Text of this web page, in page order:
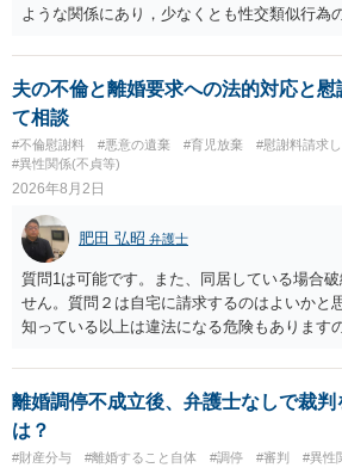
ような関係にあり，少なくとも性交類似行為
ことを窺わせるものです。）。ですから，慰
よいと思います。 ただ．慰謝料額について
いとして，この点を考慮されることになるか
今後のことを考えて書いてもらうか否かを検
す。今ある証拠以上のことを証明（証明力を
るのであれば，前向きに検討を進めるという
値と夫との関係との均衡のように思います。
いるのであれば，どのような内容の委任なの
書士との協議になると思います。請求するか
の見極めや，相手方は性交類似行為は認めて
定しているのかによって，考え方・進め方は
あれば，本人（行政書士でも同じだと思いま
り変わらないように思います。減額で折り合
もよいように思いますが，ゼロかどうかの観
しかなくなるようにも思います。そうします
談して進めることを検討した方がよいように
夫の不倫と離婚要求への法的対応と
て相談
#不倫慰謝料 #悪意の遺棄 #育児放棄 #慰謝料請求
#異性関係(不貞等)
2026年8月2日
肥田 弘昭 弁護士
質問1は可能です。また、同居している場合
せん。質問２は自宅に請求するのはよいかと
知っている以上は違法になる危険もあります
かと思います。有責配偶者ですので相手方か
に訴訟されても法的に成立しません。質問５
い、相続権が発生します。合意があれば法的
することはできません。質問６は可能です。
データ（ハメ撮り）、第三者撮影の腕組み写
離婚調停不成立後、弁護士なしで裁判
は？
#財産分与 #離婚すること自体 #調停 #審判 #異性